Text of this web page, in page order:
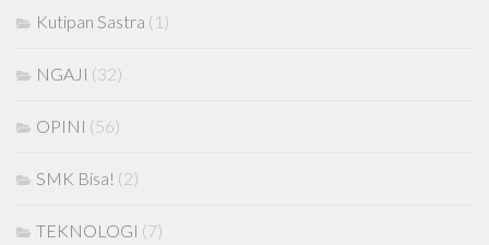
Kutipan Sastra (1)
NGAJI (32)
OPINI (56)
SMK Bisa! (2)
TEKNOLOGI (7)